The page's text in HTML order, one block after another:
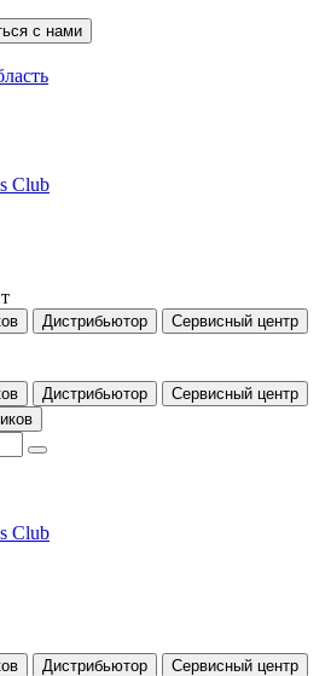
с нами
Club
Дистрибьютор Сервисный центр
Дистрибьютор
Сервисный центр
Club
Дистрибьютор Сервисный центр